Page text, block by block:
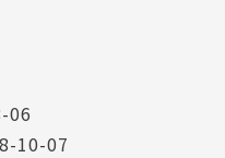
06
10-07